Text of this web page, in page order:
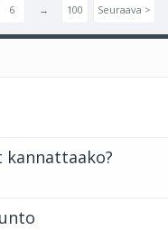
6 → 100 Seuraava >
kannattaako?